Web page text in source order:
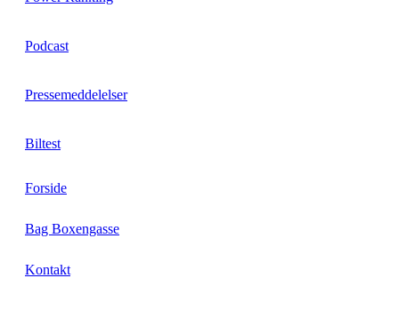
Podcast
Pressemeddelelser
Biltest
Forside
Bag Boxengasse
Kontakt